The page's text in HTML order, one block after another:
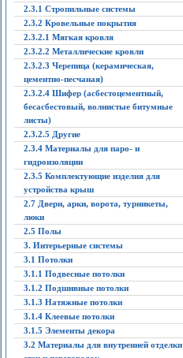
2.3.1 Стропильные системы
2.3.2 Кровельные покрытия
2.3.2.1 Мягкая кровля
2.3.2.2 Металлические кровли
2.3.2.3 Черепица (керамическая,
цементно-песчаная)
2.3.2.4 Шифер (асбестоцементный,
бесасбестовый, волнистые битумные
листы)
2.3.2.5 Другие
2.3.4 Материалы для паро- и
гидроизоляции
2.3.5 Комплектующие изделия для
устройства крыш
2.7 Двери, арки, ворота, турникеты,
люки
2.5 Полы
3. Интерьерные системы
3.1 Потолки
3.1.1 Подвесные потолки
3.1.2 Подшивные потолки
3.1.3 Натяжные потолки
3.1.4 Клеевые потолки
3.1.5 Элементы декора
3.2 Материалы для внутренней отделки